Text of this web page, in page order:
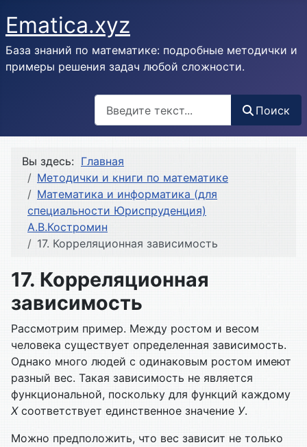
Ematica.xyz
База знаний по математике: подробные методички и
примеры решения задач любой сложности.
Поиск
Вы здесь: Главная
Методички и книги по математике
Математика и информатика (для
специальности Юриспруденция)
А.В.Костромин
17. Корреляционная зависимость
17. Корреляционная
зависимость
Рассмотрим пример. Между ростом и весом
человека существует определенная зависимость.
Однако много людей с одинаковым ростом имеют
разный вес. Такая зависимость не является
функциональной, поскольку для функций каждому
Хсоответствует единственное значение У.
Можно предположить, что вес зависит не только